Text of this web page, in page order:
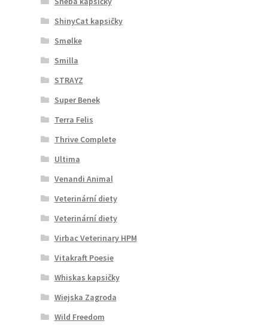
ShinyCat kapsičky
Smølke
Smilla
STRAYZ
Super Benek
Terra Felis
Thrive Complete
Ultima
Venandi Animal
Veterinární diety
Veterinární diety
Virbac Veterinary HPM
Vitakraft Poesie
Whiskas kapsičky
Wiejska Zagroda
Wild Freedom